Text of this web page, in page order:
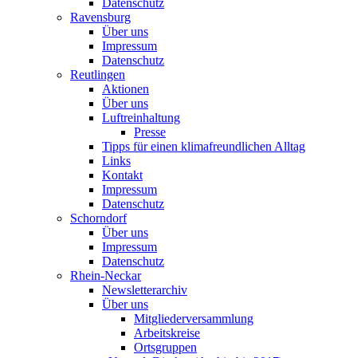
Datenschutz
Ravensburg
Über uns
Impressum
Datenschutz
Reutlingen
Aktionen
Über uns
Luftreinhaltung
Presse
Tipps für einen klimafreundlichen Alltag
Links
Kontakt
Impressum
Datenschutz
Schorndorf
Über uns
Impressum
Datenschutz
Rhein-Neckar
Newsletterarchiv
Über uns
Mitgliederversammlung
Arbeitskreise
Ortsgruppen